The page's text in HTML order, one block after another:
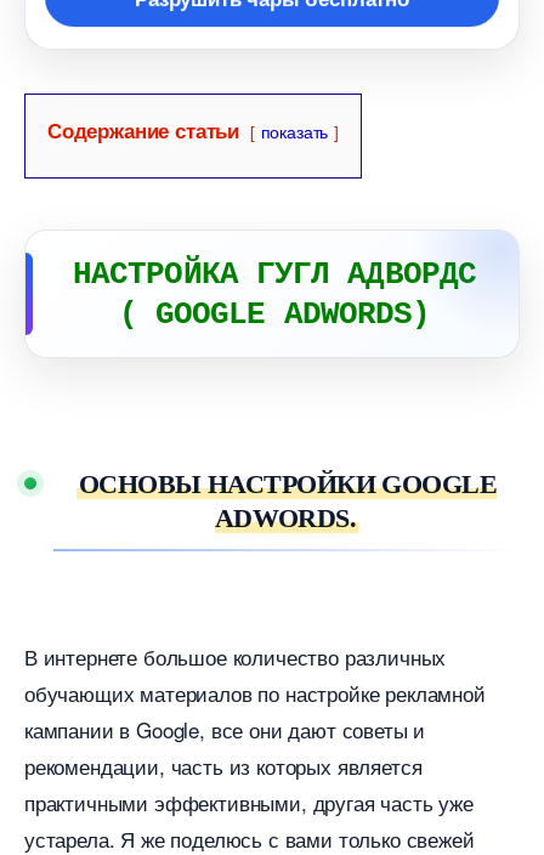
Содержание статьи показать
НАСТРОЙКА ГУГЛ АДВОРДС
( GOOGLE ADWORDS)
ОСНОВЫ НАСТРОЙКИ GOOGLE
ADWORDS.
интернете большое количество различных
обучающих материалов по настройке рекламной
кампании в Google, все они дают советы и
рекомендации, часть из которых является
практичными эффективными, другая часть уже
устарела. Я же поделюсь с вами только свежей